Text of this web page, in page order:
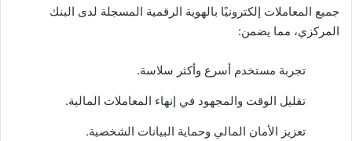
جميع المعاملات إلكترونيًا بالهوية الرقمية المسجلة لدى البنك
المركزي، مما يضمن:
تجربة مستخدم أسرع وأكثر سلاسة.
تقليل الوقت والمجهود في إنهاء المعاملات المالية.
تعزيز الأمان المالي وحماية البيانات الشخصية.